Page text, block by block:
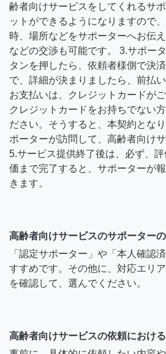
齢者向けサービスをしてくれるサ
ットができるようになりますので
時、場所などをサポーターへお伝
などの交渉も可能です。 3.サポー
タンを押したら、依頼者様側で決
で、詳細が決まりましたら、前払
お支払いは、クレジットカードが
クレジットカードをお持ちでない
ださい。そうすると、本契約とな
ポーターが訪問して、高齢者向け
5.サービス提供終了後は、必ず、
価まで完了すると、サポーターが
きます。
高齢者向けサービスのサポーター
「認定サポーター」や「本人確認
すすめです。その他に、対応エリ
を確認して、選んでください。
高齢者向けサービスの依頼におけ